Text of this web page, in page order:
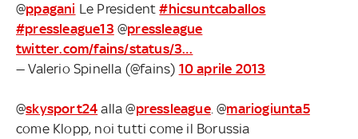
@ppagani Le President#hicsuntcaballos
#pressleague13 @pressleague
twitter.com/fains/status/3…
— Valerio Spinella (@fains) 10 aprile 2013
@skysport24 alla @pressleague. @mariogiunta5
come Klopp, noi tutti come il Borussia